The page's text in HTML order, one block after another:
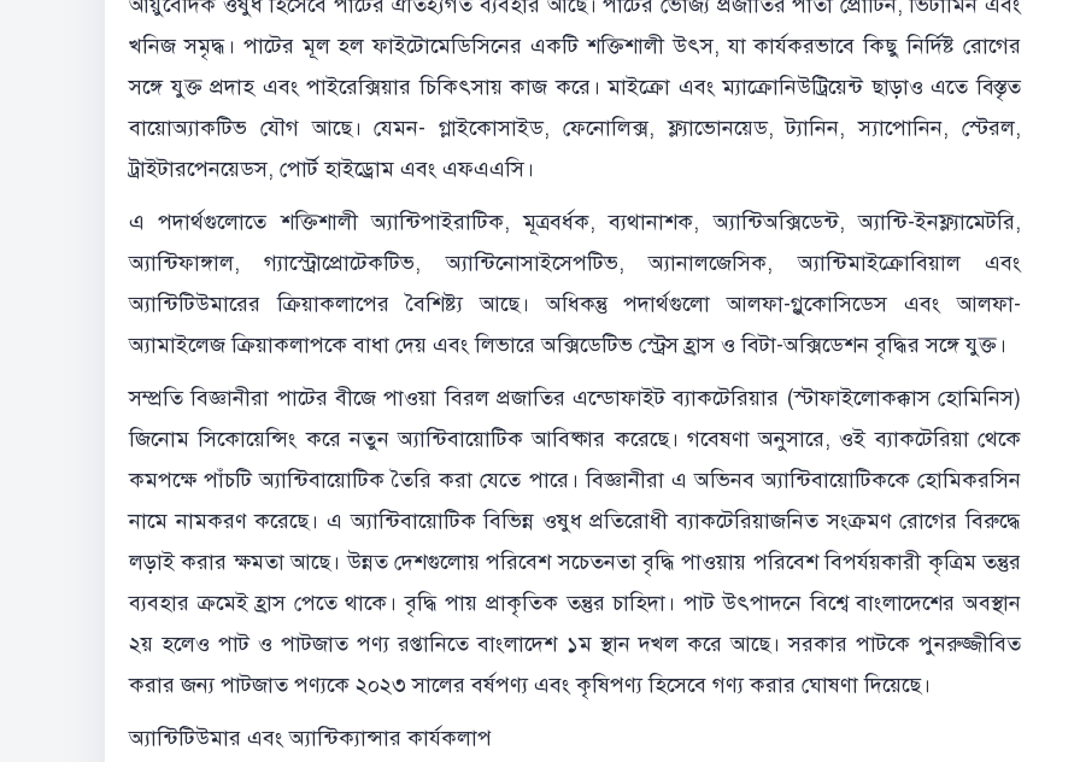
খনিজ সমৃদ্ধ। পাটের মূল হল ফাইটোমেডিসিনের একটি শক্তিশালী উৎস, যা কার্যকরভাবে কিছু নির্দিষ্ট রোগের
সঙ্গে যুক্ত প্রদাহ এবং পাইরেক্সিয়ার চিকিৎসায় কাজ করে। মাইক্রো এবং ম্যাক্রোনিউট্রিয়েন্ট ছাড়াও এতে বিস্তৃত
বায়োঅ্যাকটিভ যৌগ আছে। যেমন- গ্লাইকোসাইড, ফেনোলিক্স, ফ্ল্যাভোনয়েড, ট্যানিন, স্যাপোনিন, স্টেরল,
ট্রাইটারপেনয়েডস, পোর্ট হাইড্রোম এবং এফএএসি।
এ পদার্থগুলোতে শক্তিশালী অ্যান্টিপাইরাটিক, মূত্রবর্ধক, ব্যথানাশক, অ্যান্টিঅক্সিডেন্ট, অ্যান্টি-ইনফ্ল্যামেটরি,
অ্যান্টিফাঙ্গাল, গ্যাস্ট্রোপ্রোটেকটিভ, অ্যান্টিনোসাইসেপটিভ, অ্যানালজেসিক, অ্যান্টিমাইক্রোবিয়াল এবং
অ্যান্টিটিউমারের ক্রিয়াকলাপের বৈশিষ্ট্য আছে। অধিকন্তু পদার্থগুলো আলফা-গ্লুকোসিডেস এবং আলফা-
অ্যামাইলেজ ক্রিয়াকলাপকে বাধা দেয় এবং লিভারে অক্সিডেটিভ স্ট্রেস হ্রাস ও বিটা-অক্সিডেশন বৃদ্ধির সঙ্গে যুক্ত।
সম্প্রতি বিজ্ঞানীরা পাটের বীজে পাওয়া বিরল প্রজাতির এন্ডোফাইট ব্যাকটেরিয়ার (স্টাফাইলোকক্কাস হোমিনিস)
জিনোম সিকোয়েন্সিং করে নতুন অ্যান্টিবায়োটিক আবিষ্কার করেছে। গবেষণা অনুসারে, ওই ব্যাকটেরিয়া থেকে
কমপক্ষে পাঁচটি অ্যান্টিবায়োটিক তৈরি করা যেতে পারে। বিজ্ঞানীরা এ অভিনব অ্যান্টিবায়োটিককে হোমিকরসিন
নামে নামকরণ করেছে। এ অ্যান্টিবায়োটিক বিভিন্ন ওষুধ প্রতিরোধী ব্যাকটেরিয়াজনিত সংক্রমণ রোগের বিরুদ্ধে
লড়াই করার ক্ষমতা আছে। উন্নত দেশগুলোয় পরিবেশ সচেতনতা বৃদ্ধি পাওয়ায় পরিবেশ বিপর্যয়কারী কৃত্রিম তন্তুর
ব্যবহার ক্রমেই হ্রাস পেতে থাকে। বৃদ্ধি পায় প্রাকৃতিক তন্তুর চাহিদা। পাট উৎপাদনে বিশ্বে বাংলাদেশের অবস্থান
২য় হলেও পাট ও পাটজাত পণ্য রপ্তানিতে বাংলাদেশ ১ম স্থান দখল করে আছে। সরকার পাটকে পুনরুজ্জীবিত
করার জন্য পাটজাত পণ্যকে ২০২৩ সালের বর্ষপণ্য এবং কৃষিপণ্য হিসেবে গণ্য করার ঘোষণা দিয়েছে।
অ্যান্টিটিউমার এবং অ্যান্টিক্যান্সার কার্যকলাপ